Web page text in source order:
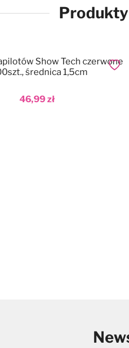
46,99 zł
Show Tech czerwone
średnica 1,5cm